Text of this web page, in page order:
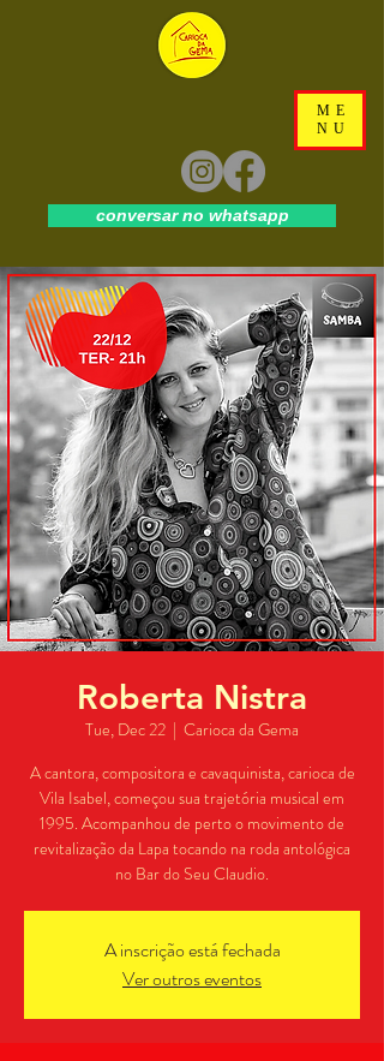
ME
NU
conversar no whatsapp
Roberta Nistra
Tue, Dec 22
  |
Carioca da Gema
A cantora, compositora e cavaquinista, carioca de
Vila Isabel, começou sua trajetória musical em
1995. Acompanhou de perto o movimento de
revitalização da Lapa tocando na roda antológica
no Bar do Seu Claudio.
A inscrição está fechada
Ver outros eventos